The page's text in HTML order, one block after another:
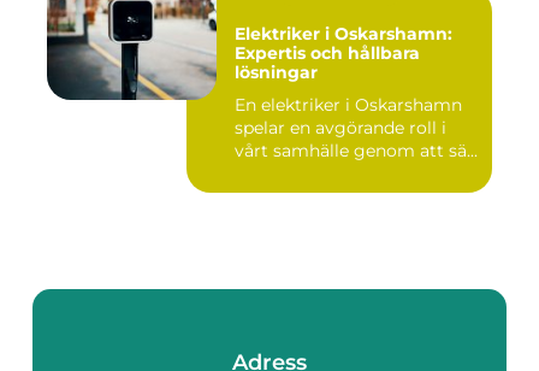
Elektriker i Oskarshamn:
Expertis och hållbara
lösningar
En elektriker i Oskarshamn
spelar en avgörande roll i
vårt samhälle genom att sä...
Adress